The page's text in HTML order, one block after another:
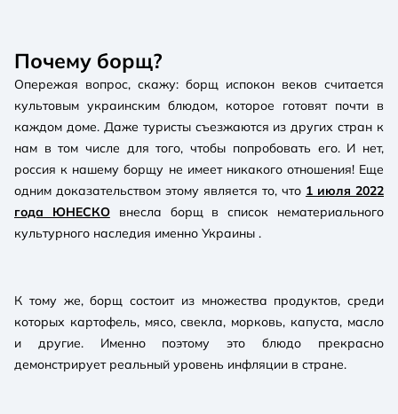
Почему борщ?
Опережая вопрос, скажу: борщ испокон веков считается
культовым украинским блюдом, которое готовят почти в
каждом доме. Даже туристы съезжаются из других стран к
нам в том числе для того, чтобы попробовать его. И нет,
россия к нашему борщу не имеет никакого отношения! Еще
одним доказательством этому является то, что 1 июля 2022
года ЮНЕСКОвнесла борщ в список нематериального
культурного наследия именно Украины .
К тому же, борщ состоит из множества продуктов, среди
которых картофель, мясо, свекла, морковь, капуста, масло
и другие. Именно поэтому это блюдо прекрасно
демонстрирует реальный уровень инфляции в стране.